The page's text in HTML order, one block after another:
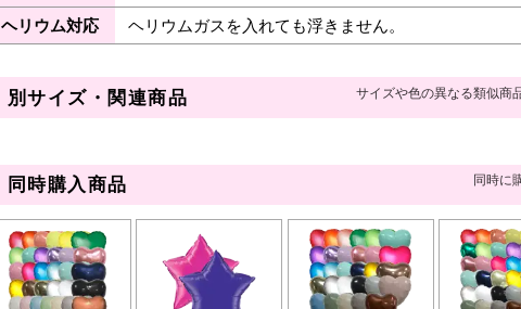
ヘリウム対応
ヘリウムガスを入れても浮きません。
別サイズ・関連商品 サイズや色の異なる類似商
同時購入商品 同時に